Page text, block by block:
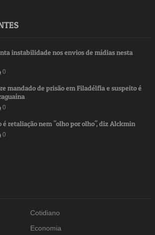
instabilidade nos envios de mídias nesta
0
mandado de prisão em Filadélfia e suspeito é
0
é retaliação nem "olho por olho", diz Alckmin
0
Cotidiano
Economia